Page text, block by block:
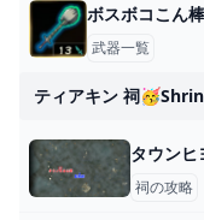
ボスボコこん
武器一覧
ティアキン 祠
タウンヒ
祠の攻略